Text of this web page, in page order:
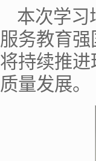
本次学习
服务教育
将持续推
质量发展。